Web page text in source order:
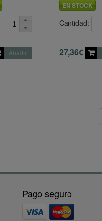
Añadir
EN STOCK
Cantidad:
27,36€
Pago seguro